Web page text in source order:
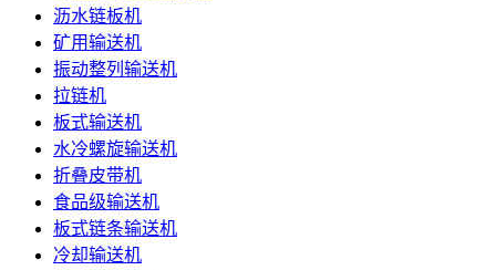
沥水链板机
矿用输送机
振动整列输送机
拉链机
板式输送机
水冷螺旋输送机
折叠皮带机
食品级输送机
板式链条输送机
冷却输送机